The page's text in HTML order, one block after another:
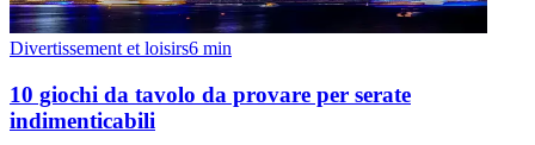
Divertissement et loisirs6 min
10 giochi da tavolo da provare per serate
indimenticabili